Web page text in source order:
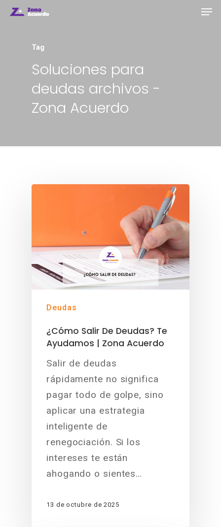
Tag
Soluciones para
deudas archivos -
Zona Acuerdo
Deudas
¿Cómo Salir De Deudas? Te
Ayudamos | Zona Acuerdo
Salir de deudas
rápidamente no significa
pagar todo de golpe, sino
aplicar una estrategia
inteligente de
renegociación. Si los
intereses te están
ahogando o sientes…
13 de octubre de 2025